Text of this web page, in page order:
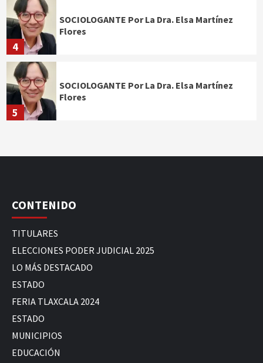
4
SOCIOLOGANTE Por La Dra. Elsa Martínez
Flores
5
SOCIOLOGANTE Por La Dra. Elsa Martínez
Flores
CONTENIDO
TITULARES
ELECCIONES PODER JUDICIAL 2025
LO MÁS DESTACADO
ESTADO
FERIA TLAXCALA 2024
ESTADO
MUNICIPIOS
EDUCACIÓN